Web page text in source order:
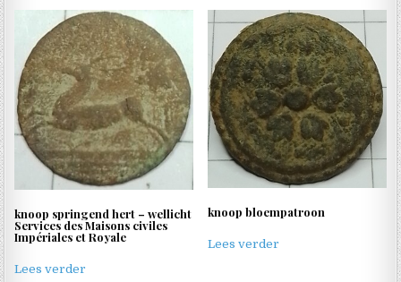
knoop springend hert – wellicht
Services des Maisons civiles
Impériales et Royale
Lees verder
knoop bloempatroon
Lees verder